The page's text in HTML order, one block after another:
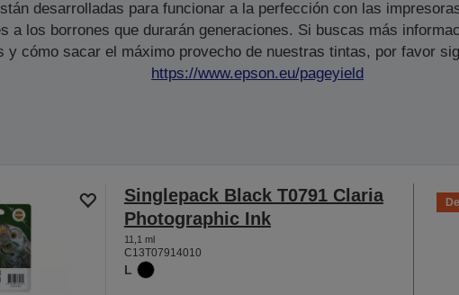
desarrolladas para funcionar a la perfección con las
a los borrones que durarán generaciones. Si buscas más
y cómo sacar el máximo provecho de nuestras tintas, por favor
https://www.epson.eu/pageyield
Singlepack Black T0791 Claria
Photographic Ink
11,1 ml
C13T07914010
L